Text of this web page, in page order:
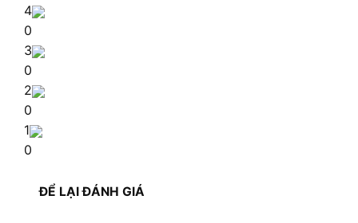
4
0
3
0
2
0
1
0
ĐỂ LẠI ĐÁNH GIÁ